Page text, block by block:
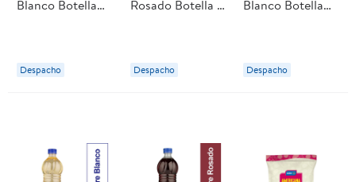
Blanco Botella
Despacho
Rosado Botella 1
Despacho
Blanco Botella
Despacho